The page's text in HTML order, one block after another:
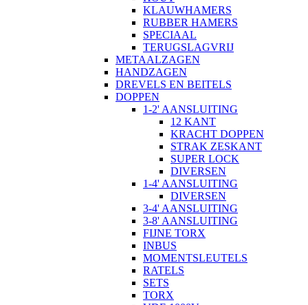
KLAUWHAMERS
RUBBER HAMERS
SPECIAAL
TERUGSLAGVRIJ
METAALZAGEN
HANDZAGEN
DREVELS EN BEITELS
DOPPEN
1-2' AANSLUITING
12 KANT
KRACHT DOPPEN
STRAK ZESKANT
SUPER LOCK
DIVERSEN
1-4' AANSLUITING
DIVERSEN
3-4' AANSLUITING
3-8' AANSLUITING
FIJNE TORX
INBUS
MOMENTSLEUTELS
RATELS
SETS
TORX